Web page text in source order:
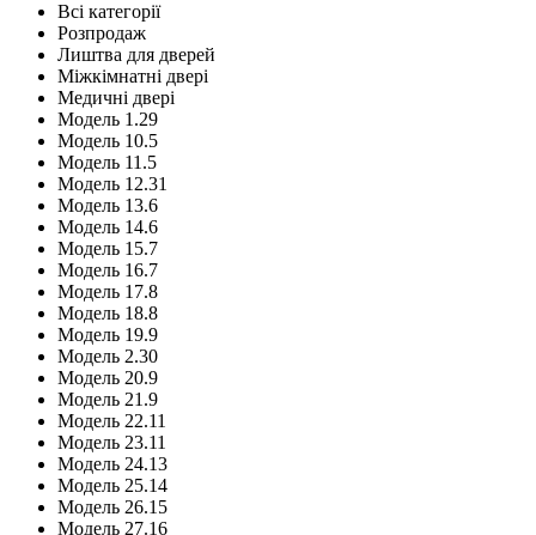
Всі категорії
Розпродаж
Лиштва для дверей
Міжкімнатні двері
Медичні двері
Модель 1.29
Модель 10.5
Модель 11.5
Модель 12.31
Модель 13.6
Модель 14.6
Модель 15.7
Модель 16.7
Модель 17.8
Модель 18.8
Модель 19.9
Модель 2.30
Модель 20.9
Модель 21.9
Модель 22.11
Модель 23.11
Модель 24.13
Модель 25.14
Модель 26.15
Модель 27.16